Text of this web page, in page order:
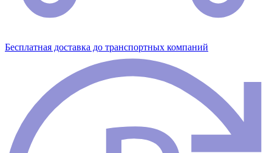
Бесплатная доставка до транспортных компаний